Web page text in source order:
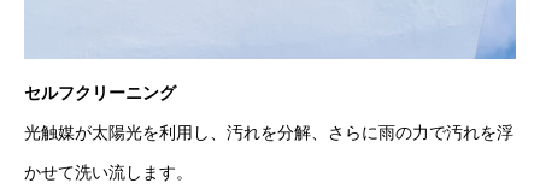
セルフクリーニング
光触媒が太陽光を利用し、汚れを分解、さらに雨の力で汚れを浮
かせて洗い流します。